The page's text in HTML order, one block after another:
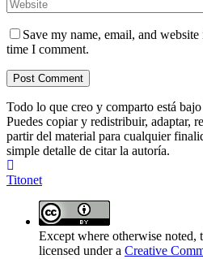
Save my name, email, and
time I comment.
Todo lo que creo y comparto está
Puedes copiar y redistribuir, adaptar,
partir del material para cualquier
simple detalle de citar la autoría.
Titonet
Except where otherwise noted,
licensed under a Creative